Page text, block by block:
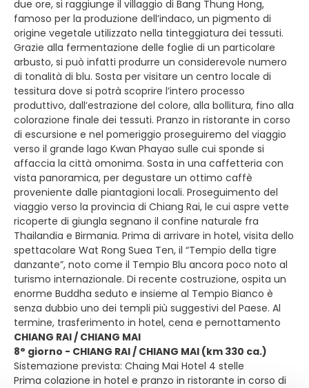
due ore, si raggiunge il villaggio di Bang Thung Hong,
famoso per la produzione dell’indaco, un pigmento di
origine vegetale utilizzato nella tinteggiatura dei tessuti.
Grazie alla fermentazione delle foglie di un particolare
arbusto, si può infatti produrre un considerevole numero
di tonalità di blu. Sosta per visitare un centro locale di
tessitura dove si potrà scoprire l’intero processo
produttivo, dall’estrazione del colore, alla bollitura, fino alla
colorazione finale dei tessuti. Pranzo in ristorante in corso
di escursione e nel pomeriggio proseguiremo del viaggio
verso il grande lago Kwan Phayao sulle cui sponde si
affaccia la città omonima. Sosta in una caffetteria con
vista panoramica, per degustare un ottimo caffè
proveniente dalle piantagioni locali. Proseguimento del
viaggio verso la provincia di Chiang Rai, le cui aspre vette
ricoperte di giungla segnano il confine naturale fra
Thailandia e Birmania. Prima di arrivare in hotel, visita dello
spettacolare Wat Rong Suea Ten, il “Tempio della tigre
danzante”, noto come il Tempio Blu ancora poco noto al
turismo internazionale. Di recente costruzione, ospita un
enorme Buddha seduto e insieme al Tempio Bianco è
senza dubbio uno dei templi più suggestivi del Paese. Al
termine, trasferimento in hotel, cena e pernottamento
CHIANG RAI / CHIANG MAI
8° giorno - CHIANG RAI / CHIANG MAI (km 330 ca.)
Sistemazione prevista: Chaing Mai Hotel 4 stelle
Prima colazione in hotel e pranzo in ristorante in corso di